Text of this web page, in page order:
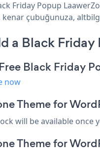
Friday Popup
kenar çubuğunuza,
a Black
Black Friday
now
Theme for
will be available once
Theme for